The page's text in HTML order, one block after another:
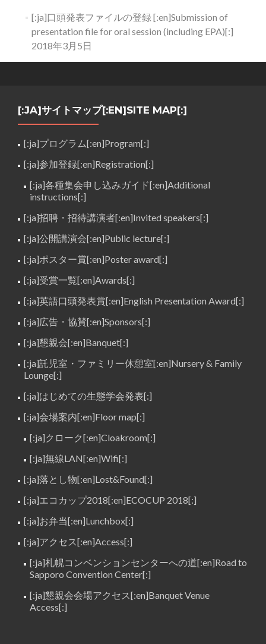
[:ja]口頭発表ファイルの登録 [:en]Submission of
presentation file for oral session (including EPA)[:]
2018年3月5日
[:JA]サイトマップ[:EN]SITE MAP[:]
[:ja]プログラム[:en]Program[:]
[:ja]参加登録[:en]Registration[:]
[:ja]各種集会申し込みガイド[:en]Additional
instructions[:]
[:ja]招聘・招待講演者[:en]Invited speakers[:]
[:ja]公開講演会[:en]Public lecture[:]
[:ja]ポスター賞[:en]Poster award[:]
[:ja]受賞一覧[:en]Awards[:]
[:ja]英語口頭発表賞[:en]English Presentation Award[:]
[:ja]広告・協賛[:en]Sponsors[:]
[:ja]懇親会[:en]Banquet[:]
[:ja]託児室・ファミリー休憩室[:en]Nursery & Family
Lounge[:]
[:ja]はじめての生態学会発表[:]
[:ja]会場案内[:en]Floor map[:]
[:ja]クローク[:en]Cloakroom[:]
[:ja]無線LAN[:en]Wifi[:]
[:ja]落とし物[:en]Lost&Found[:]
[:ja]エコカップ2018[:en]ECOCUP 2018[:]
[:ja]お弁当[:en]Lunchbox[:]
[:ja]アクセス[:en]Access[:]
[:ja]札幌コンベンションセンターへの道[:en]Road to
Sapporo Convention Center[:]
[:ja]懇親会会場アクセス[:en]Banquet Venue
Access[:]